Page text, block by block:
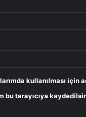
kullanılması için
bu tarayıcıya